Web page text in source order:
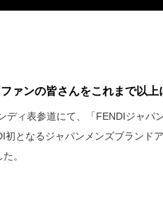
ァンの皆さんをこれまで以上
ディ表参道にて、「FENDIジャパ
初となるジャパンメンズブランド
。